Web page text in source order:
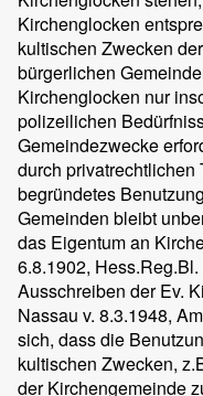
Kirchenglocken
kultischen Zwecken
bürgerlichen
Kirchenglocken nur
polizeilichen
Gemeindezwecke
durch
begründetes
Gemeinden bleibt
das Eigentum an
6.8.1902,
Ausschreiben der Ev.
Nassau v. 8.3.1948,
sich, dass die
kultischen Zwecken,
der Kirchengemeinde